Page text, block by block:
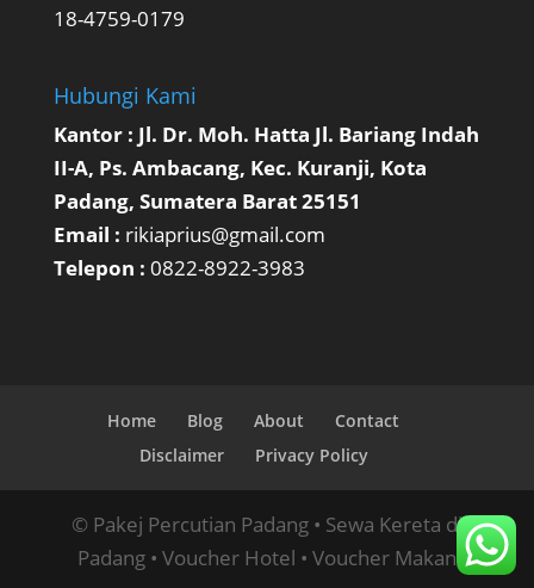
18-4759-0179
Hubungi Kami
Kantor : Jl. Dr. Moh. Hatta Jl. Bariang Indah
II-A, Ps. Ambacang, Kec. Kuranji, Kota
Padang, Sumatera Barat 25151
Email : rikiaprius@gmail.com
Telepon : 0822-8922-3983
Home Blog About
Contact
Disclaimer
Privacy Policy
© Pakej Percutian Padang • Sewa Kereta di
Padang • Voucher Hotel • Voucher Makan